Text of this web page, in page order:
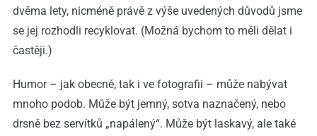
dvěma lety, nicméně právě z výše uvedených důvodů jsme
se jej rozhodli recyklovat. (Možná bychom to měli dělat i
častěji.)
Humor – jak obecně, tak i ve fotografii – může nabývat
mnoho podob. Může být jemný, sotva naznačený, nebo
drsně bez servítků „napálený“. Může být laskavý, ale také